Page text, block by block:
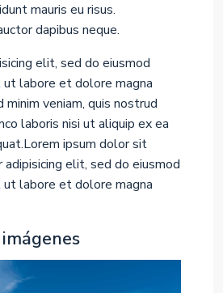
mauris eu risus.
dapibus neque.
elit, sed do eiusmod
ut labore et dolore magna
minim veniam, quis nostrud
laboris nisi ut aliquip ex ea
ipsum dolor sit
elit, sed do eiusmod
ut labore et dolore magna